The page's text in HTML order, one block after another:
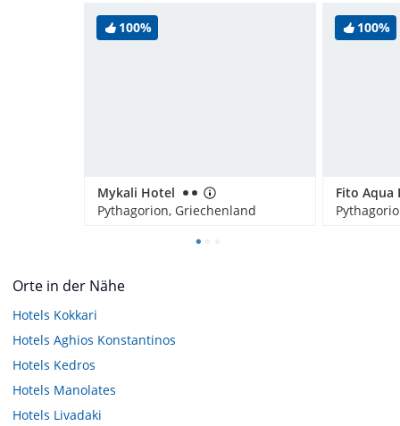
100%
Mykali Hotel
Pythagorion, Griechenland
100%
Orte in der Nähe
Hotels Kokkari
Hotels Aghios Konstantinos
Hotels Kedros
Hotels Manolates
Hotels Livadaki